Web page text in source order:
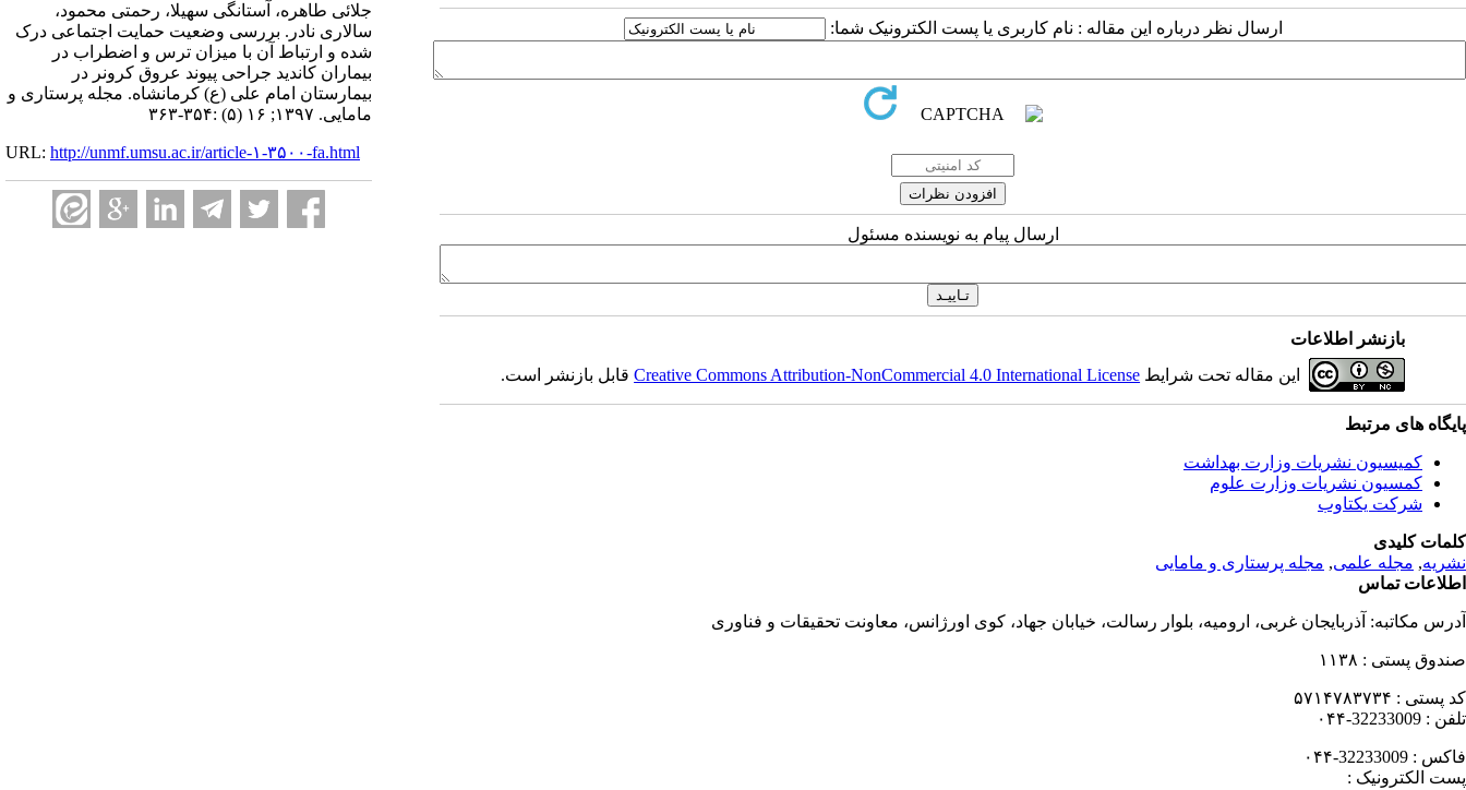
جلائی طاهره، آستانگی سهیلا، رحمتی محمود،
سالاری نادر. بررسی وضعیت حمایت اجتماعی درک
شده و ارتباط آن با میزان ترس و اضطراب در
بیماران کاندید جراحی پیوند عروق کرونر در
بیمارستان امام علی (ع) کرمانشاه. مجله پرستاری و
مامایی. ۱۳۹۷; ۱۶ (۵) :۳۵۴-۳۶۳
URL: http://unmf.umsu.ac.ir/article-۱-۳۵۰۰-fa.html
ارسال نظر درباره این مقاله : نام کاربری یا پست الکترونیک شما:
ارسال پیام به نویسنده مسئول
بازنشر اطلاعات
این مقاله تحت شرایط Creative Commons Attribution-NonCommercial 4.0 International Licenseقابل بازنشر است.
پایگاه های مرتبط
کمیسیون نشریات وزارت بهداشت
کمسیون نشریات وزارت علوم
شرکت یکتاوب
کلمات کلیدی
نشریه, مجله علمی, مجله پرستاری و مامایی
اطلاعات تماس
آدرس مکاتبه: آذربایجان غربی، ارومیه، بلوار رسالت، خیابان جهاد، کوی اورژانس، معاونت تحقیقات و فناوری
صندوق پستی : ۱۱۳۸
کد پستی : ۵۷۱۴۷۸۳۷۳۴
تلفن : 32233009-۰۴۴
فاکس : 32233009-۰۴۴
پست الکترونیک :